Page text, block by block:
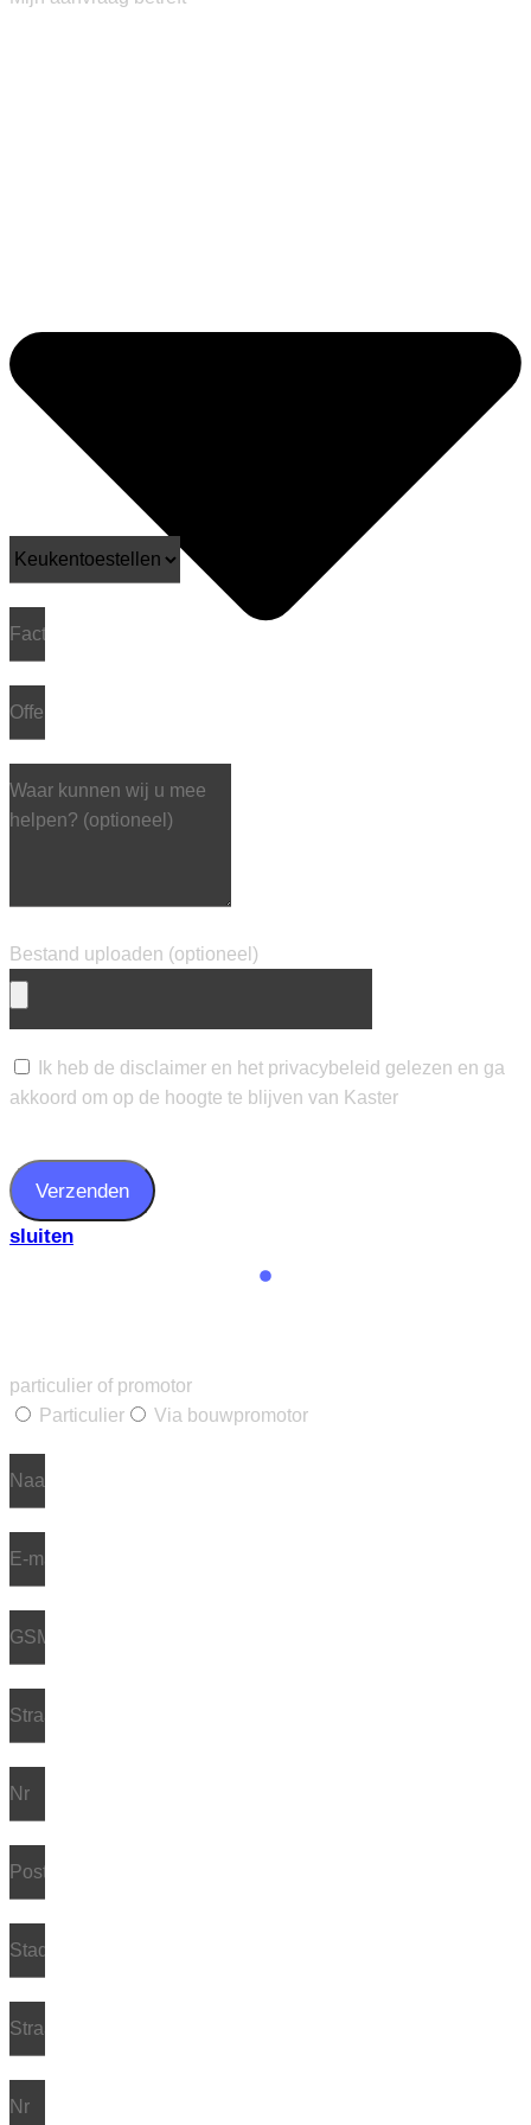
Bestand uploaden (optioneel)
Ik heb de disclaimer en het privacybeleid gelezen en ga
akkoord om op de hoogte te blijven van Kaster
Verzenden
sluiten
particulier of promotor
Particulier
Via bouwpromotor